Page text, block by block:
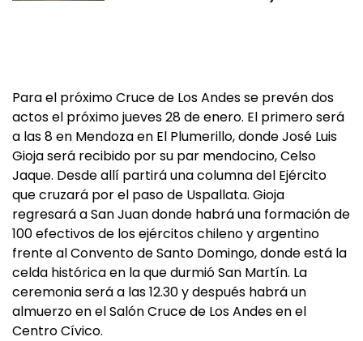
Para el próximo Cruce de Los Andes se prevén dos
actos el próximo jueves 28 de enero. El primero será
a las 8 en Mendoza en El Plumerillo, donde José Luis
Gioja será recibido por su par mendocino, Celso
Jaque. Desde allí partirá una columna del Ejército
que cruzará por el paso de Uspallata. Gioja
regresará a San Juan donde habrá una formación de
100 efectivos de los ejércitos chileno y argentino
frente al Convento de Santo Domingo, donde está la
celda histórica en la que durmió San Martín. La
ceremonia será a las 12.30 y después habrá un
almuerzo en el Salón Cruce de Los Andes en el
Centro Cívico.